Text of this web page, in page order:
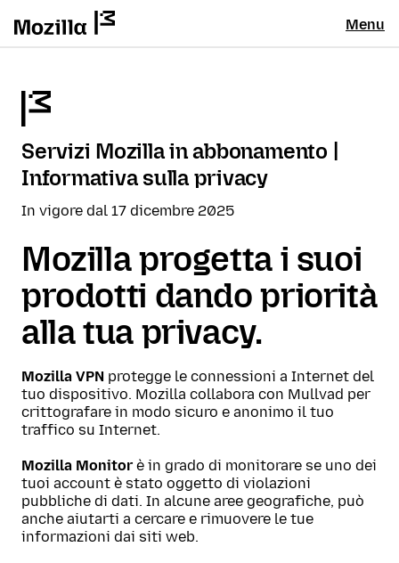
Menu
Servizi Mozilla in abbonamento |
Informativa sulla privacy
In vigore dal 17 dicembre 2025
Mozilla progetta i suoi
prodotti dando priorità
alla tua privacy.
Mozilla VPN protegge le connessioni a Internet del
tuo dispositivo. Mozilla collabora con Mullvad per
crittografare in modo sicuro e anonimo il tuo
traffico su Internet.
Mozilla Monitor è in grado di monitorare se uno dei
tuoi account è stato oggetto di violazioni
pubbliche di dati. In alcune aree geografiche, può
anche aiutarti a cercare e rimuovere le tue
informazioni dai siti web.